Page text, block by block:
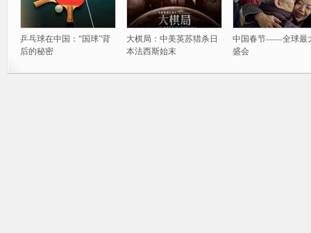
乒乓球在中国：“国球”背
后的秘密
大棋局：中美英苏猎杀日
本法西斯始末
中国春节——全球最
盛会